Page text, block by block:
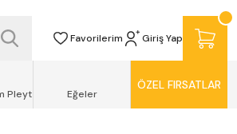
!
Favorilerim Giriş Yap
Pleyt Eğeler
ÖZEL FIRSATLAR